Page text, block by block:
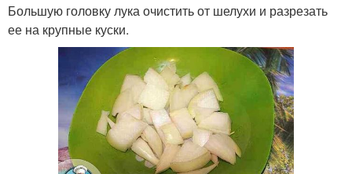
Большую головку лука очистить от шелухи и разрезать
ее на крупные куски.